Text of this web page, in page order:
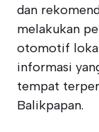
dan
melakukan
otomotif
informasi
tempat
Balikpapan.